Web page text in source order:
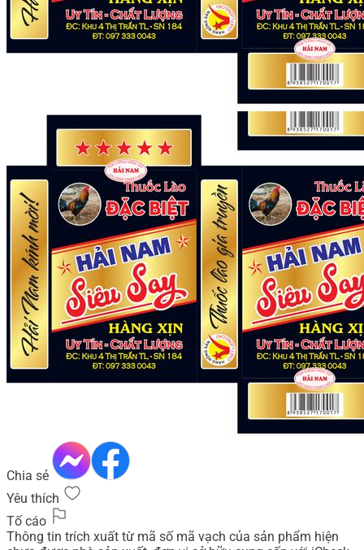
Chia sẻ
Yêu thích
Tố cáo
Thông tin trích xuất từ mã số mã vạch của sản phẩm hiện